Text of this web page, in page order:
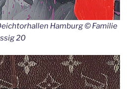
Hamburg © Familie
20